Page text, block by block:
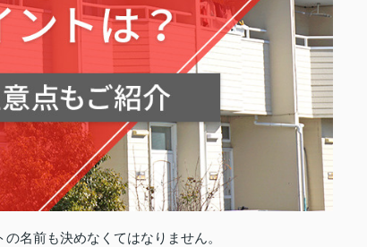
名前も決めなくてはなりません。